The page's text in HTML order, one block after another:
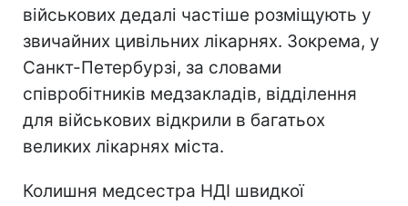
військових дедалі частіше розміщують у
звичайних цивільних лікарнях. Зокрема, у
Санкт-Петербурзі, за словами
співробітників медзакладів, відділення
для військових відкрили в багатьох
великих лікарнях міста.
Колишня медсестра НДІ швидкої